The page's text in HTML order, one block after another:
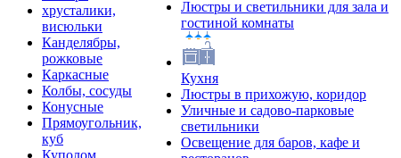
хрусталики,
висюльки
Канделябры,
рожковые
Каркасные
Колбы, сосуды
Конусные
Прямоугольник,
куб
Куполом,
Люстры и светильники для зала и
гостиной комнаты
Кухня
Люстры в прихожую, коридор
Уличные и садово-парковые
светильники
Освещение для баров, кафе и